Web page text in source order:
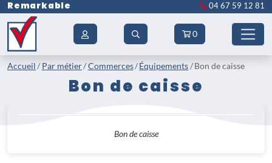
Remarkable 04 67 59 12 81
0
Accueil Par métier Commerces Équipements Bon de caisse
Bon de caisse
Bon de caisse